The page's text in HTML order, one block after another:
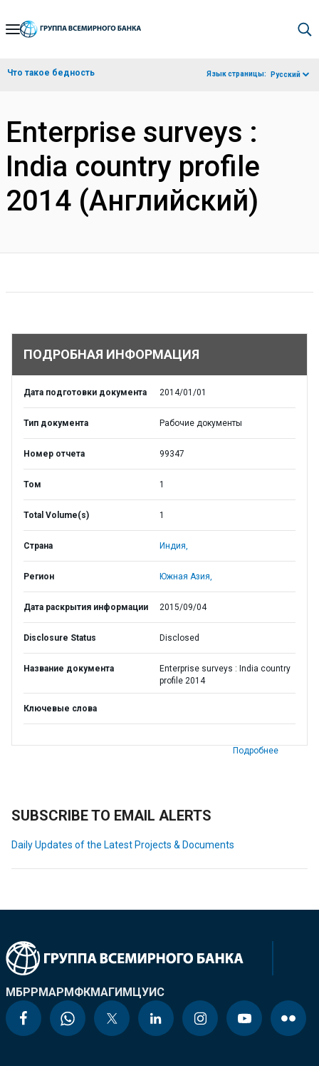
Skip
Navigation
Что такое бедность Язык страницы: Русский
Enterprise surveys :
India country profile
2014 (Английский)
ПОДРОБНАЯ ИНФОРМАЦИЯ
Дата подготовки документа 2014/01/01
Тип документа Рабочие документы
Номер отчета 99347
Том 1
Total Volume(s) 1
Страна Индия,
Регион Южная Азия,
Дата раскрытия информации 2015/09/04
Disclosure Status Disclosed
Название документа
Enterprise surveys : India country
profile 2014
Ключевые слова
Подробнее
SUBSCRIBE TO EMAIL ALERTS
Daily Updates of the Latest Projects & Documents
МБРРМАРМФКМАГИМЦУИС